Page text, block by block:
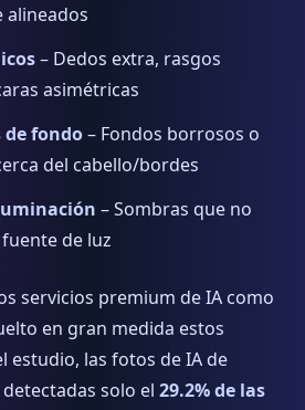
alineados
– Dedos extra, rasgos
asimétricas
fondo– Fondos borrosos o
del cabello/bordes
– Sombras que no
de luz
servicios premium de IA como
en gran medida estos
estudio, las fotos de IA de
solo el 29.2% de las